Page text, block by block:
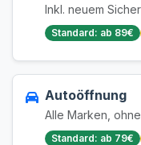
Inkl. neuem
Standard: ab 89€
Autoöffnung
Alle Marken,
Standard: ab 79€